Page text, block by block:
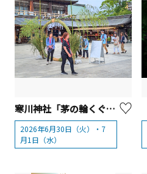
寒川神社「茅の輪くぐり体験ツアー」
2026年6月30日（火）・7
月1日（水）